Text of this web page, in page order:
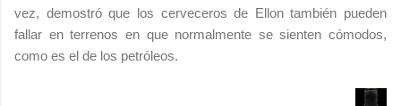
vez, demostró que los cerveceros de Ellon también pueden
fallar en terrenos en que normalmente se sienten cómodos,
como es el de los petróleos.